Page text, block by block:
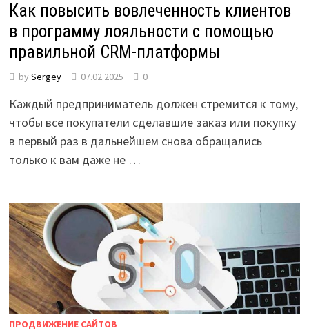
Как повысить вовлеченность клиентов
в программу лояльности с помощью
правильной CRM-платформы
by Sergey 07.02.2025 0
Каждый предприниматель должен стремится к тому,
чтобы все покупатели сделавшие заказ или покупку
в первый раз в дальнейшем снова обращались
только к вам даже не …
ПРОДВИЖЕНИЕ САЙТОВ